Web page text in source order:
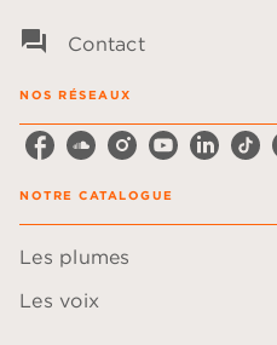
question_answer Contact
NOS RÉSEAUX
NOTRE CATALOGUE
Les plumes
Les voix